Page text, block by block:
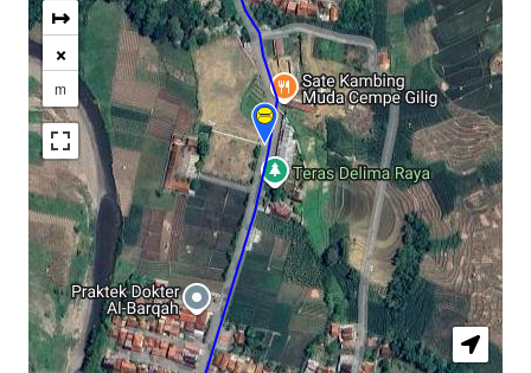
↦
×
m